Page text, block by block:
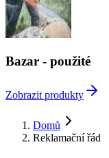
Bazar - použité
Zobrazit produkty
Domů
Reklamační řád